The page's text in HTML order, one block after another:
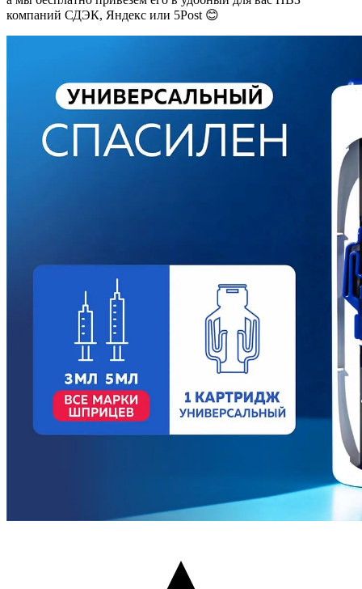
компаний СДЭК, Яндекс или 5Post 😊